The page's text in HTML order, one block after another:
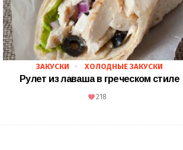
ЗАКУСКИ ХОЛОДНЫЕ ЗАКУСКИ
Рулет из лаваша в греческом стиле
218